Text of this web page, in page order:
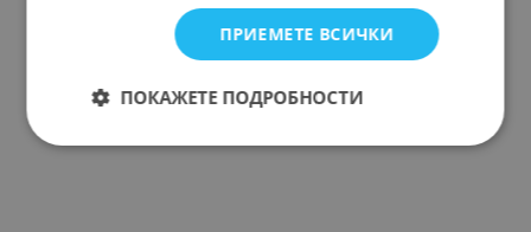
ПРИЕМЕТЕ ВСИЧКИ
ПОКАЖЕТЕ ПОДРОБНОСТИ